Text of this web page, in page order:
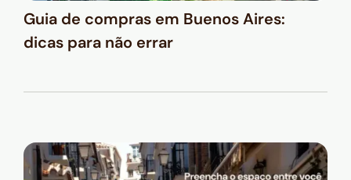
Guia de compras em Buenos Aires:
dicas para não errar